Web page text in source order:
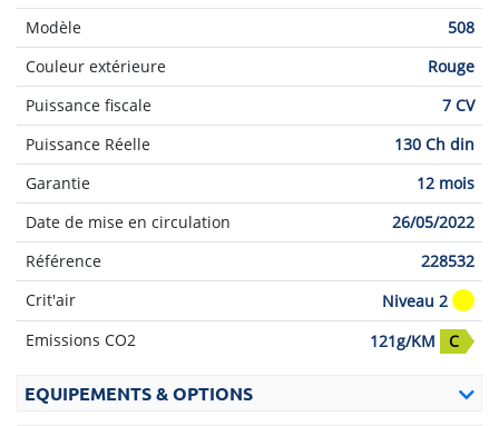
Modèle
508
Couleur extérieure
Rouge
Puissance fiscale
7 CV
Puissance Réelle
130 Ch din
Garantie
12 mois
Date de mise en circulation
26/05/2022
Référence
228532
Crit'air
Niveau 2
Emissions CO2
121g/KM C
EQUIPEMENTS & OPTIONS